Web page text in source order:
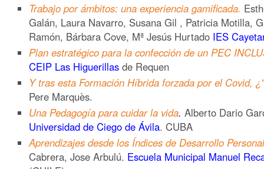
Trabajo por ámbitos: una experiencia gamificada.
Galán, Laura Navarro, Susana Gil , Patricia Motilla,
Ramón, Bárbara Cove, Mª Jesús Hurtado IES
Plan estratégico para la confección de un PEC
CEIP Las Higuerillas de Requen
Y tras esta Formación Híbrida forzada por el Covid,
Pere Marquès.
Una Pedagogía para cuidar la vida. Alberto Dario
Universidad de Ciego de Ávila. CUBA
Aprendizajes desde los Índices de Desarrollo
Cabrera, Jose Arbulú. Escuela Municipal Manuel